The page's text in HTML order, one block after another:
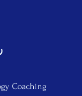
Coaching